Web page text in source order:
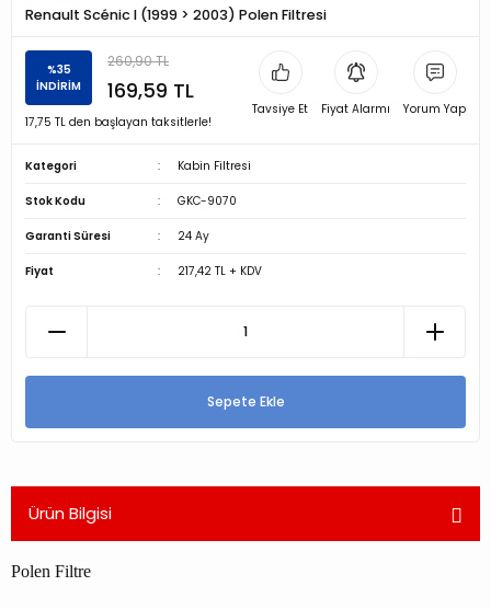
Renault Scénic I (1999 > 2003) Polen Filtresi
%35
İNDİRİM
260,90 TL
169,59 TL
17,75 TL den başlayan taksitlerle!
Tavsiye Et Fiyat Alarmı Yorum Yap
Kategori Kabin Filtresi
Stok Kodu GKC-9070
Garanti Süresi 24 Ay
Fiyat 217,42 TL + KDV
Sepete Ekle
Ürün Bilgisi
Polen Filtre